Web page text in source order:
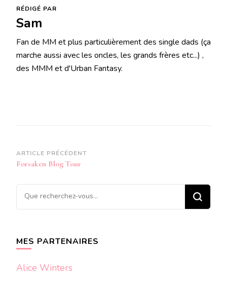
RÉDIGÉ PAR
Sam
Fan de MM et plus particulièrement des single dads (ça
marche aussi avec les oncles, les grands frères etc...) ,
des MMM et d'Urban Fantasy.
Navigation
d’article
ARTICLE PRÉCÉDENT
Forsaken Blog Tour
Vous
recherchiez
MES PARTENAIRES
Alice Winters